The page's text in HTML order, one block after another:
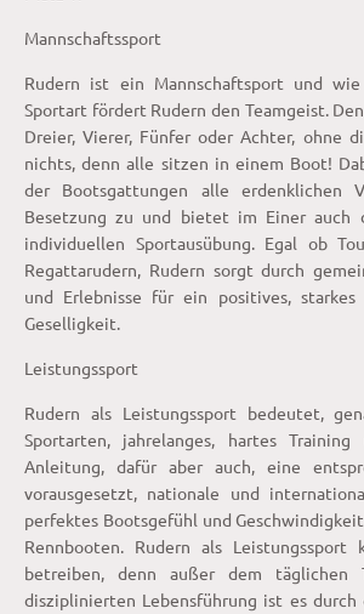
Mannschaftssport
Rudern ist ein Mannschaftsport und
Sportart fördert Rudern den Teamgeist.
Dreier, Vierer, Fünfer oder Achter, ohne
nichts, denn alle sitzen in einem Boot!
der Bootsgattungen alle erdenklichen
Besetzung zu und bietet im Einer auch
individuellen Sportausübung. Egal ob
Regattarudern, Rudern sorgt durch
und Erlebnisse für ein positives, starkes
Geselligkeit.
Leistungssport
Rudern als Leistungssport bedeutet,
Sportarten, jahrelanges, hartes
Anleitung, dafür aber auch, eine
vorausgesetzt, nationale und
perfektes Bootsgefühl und
Rennbooten. Rudern als Leistungssport
betreiben, denn außer dem täglichen
disziplinierten Lebensführung ist es durch